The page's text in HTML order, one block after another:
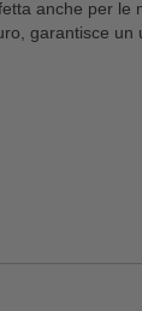
anche per
garantisce un